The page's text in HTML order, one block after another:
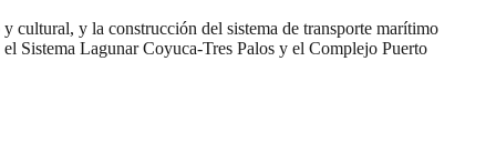
cultural, y la construcción del sistema de transporte marítimo
Sistema Lagunar Coyuca-Tres Palos y el Complejo Puerto